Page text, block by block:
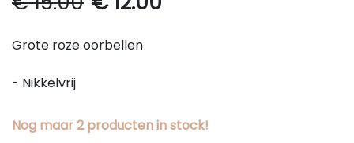
Grote roze oorbellen
- Nikkelvrij
Nog maar2 productenin stock!